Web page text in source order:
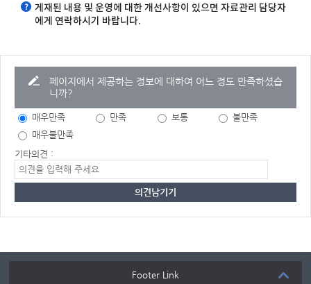
게재된 내용 및 운영에 대한 개선사항이 있으면 자료관리 담당자
에게 연락하시기 바랍니다.
페이지에서 제공하는 정보에 대하여 어느 정도 만족하셨습
니까?
매우만족 만족 보통
불만족
매우불만족
기타의견 :
Footer Link